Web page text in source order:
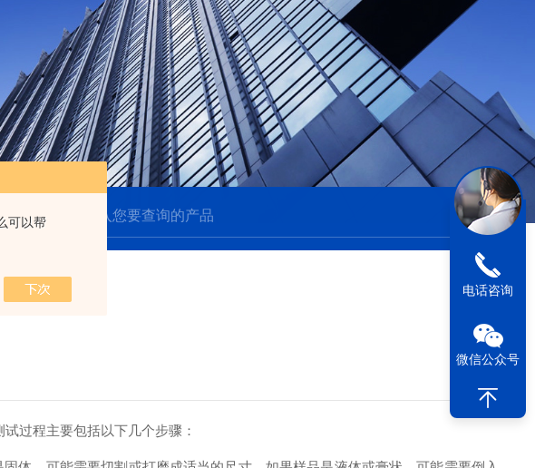
可以帮
过程主要包括以下几个步骤：
电话咨询
微信公众号